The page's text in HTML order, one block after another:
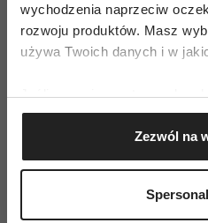
wychodzenia naprzeciw
rozwoju produktów. Masz
używa Twoich danych i w
Jeśli wyrazisz na to zgodę,
Gromadzić dane
geograficznej z
Identyfikować Twoje
(fingerprinting, czyli
Zezwól na
WYDANIE